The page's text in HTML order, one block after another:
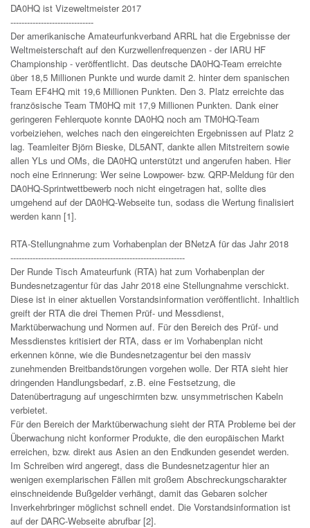
DA0HQ ist Vizeweltmeister 2017
------------------------------
Der amerikanische Amateurfunkverband ARRL hat die Ergebnisse der
Weltmeisterschaft auf den Kurzwellenfrequenzen - der IARU HF
Championship - veröffentlicht. Das deutsche DA0HQ-Team erreichte
über 18,5 Millionen Punkte und wurde damit 2. hinter dem spanischen
Team EF4HQ mit 19,6 Millionen Punkten. Den 3. Platz erreichte das
französische Team TM0HQ mit 17,9 Millionen Punkten. Dank einer
geringeren Fehlerquote konnte DA0HQ noch am TM0HQ-Team
vorbeiziehen, welches nach den eingereichten Ergebnissen auf Platz 2
lag. Teamleiter Björn Bieske, DL5ANT, dankte allen Mitstreitern sowie
allen YLs und OMs, die DA0HQ unterstützt und angerufen haben. Hier
noch eine Erinnerung: Wer seine Lowpower- bzw. QRP-Meldung für den
DA0HQ-Sprintwettbewerb noch nicht eingetragen hat, sollte dies
umgehend auf der DA0HQ-Webseite tun, sodass die Wertung finalisiert
werden kann [1].
RTA-Stellungnahme zum Vorhabenplan der BNetzA für das Jahr 2018
---------------------------------------------------------------
Der Runde Tisch Amateurfunk (RTA) hat zum Vorhabenplan der
Bundesnetzagentur für das Jahr 2018 eine Stellungnahme verschickt.
Diese ist in einer aktuellen Vorstandsinformation veröffentlicht. Inhaltlich
greift der RTA die drei Themen Prüf- und Messdienst,
Marktüberwachung und Normen auf. Für den Bereich des Prüf- und
Messdienstes kritisiert der RTA, dass er im Vorhabenplan nicht
erkennen könne, wie die Bundesnetzagentur bei den massiv
zunehmenden Breitbandstörungen vorgehen wolle. Der RTA sieht hier
dringenden Handlungsbedarf, z.B. eine Festsetzung, die
Datenübertragung auf ungeschirmten bzw. unsymmetrischen Kabeln
verbietet.
Für den Bereich der Marktüberwachung sieht der RTA Probleme bei der
Überwachung nicht konformer Produkte, die den europäischen Markt
erreichen, bzw. direkt aus Asien an den Endkunden gesendet werden.
Im Schreiben wird angeregt, dass die Bundesnetzagentur hier an
wenigen exemplarischen Fällen mit großem Abschreckungscharakter
einschneidende Bußgelder verhängt, damit das Gebaren solcher
Inverkehrbringer möglichst schnell endet. Die Vorstandsinformation ist
auf der DARC-Webseite abrufbar [2].